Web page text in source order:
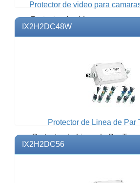
Protector de video para
Protector de video para
16 puertos.Modelo:
IX2H2DC48W
Protector de Linea de Par
Protector de Linea de Par
para Datos y 2 Pares
2H2DC48)Modelo:
IX2H2DC56